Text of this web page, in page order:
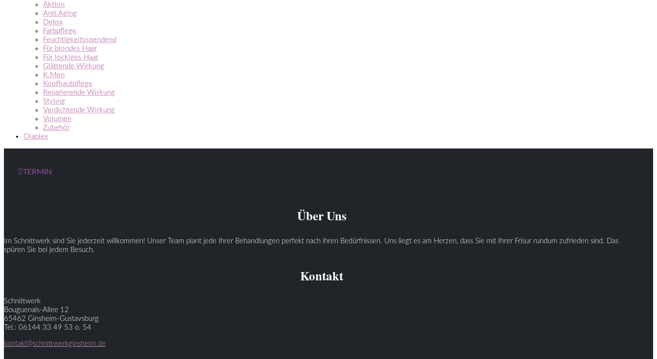
Aktion
Anti.Aging
Detox
Farbpflege
Feuchtigkeitsspendend
Für blondes Haar
Für lockiges Haar
Glättende Wirkung
K.Men
Kopfhautpflege
Reparierende Wirkung
Styling
Verdichtende Wirkung
Volumen
Zubehör
Olaplex
TERMIN
Über Uns
Im Schnittwerk sind Sie jederzeit willkommen! Unser Team plant jede Ihrer Behandlungen perfekt nach ihren Bedürfnissen. Uns liegt es am Herzen, dass Sie mit Ihrer Frisur rundum zufrieden sind. Das
spüren Sie bei jedem Besuch.
Kontakt
Schnittwerk
Bouguenais-Allee 12
65462 Ginsheim-Gustavsburg
Tel.: 06144 33 49 53 o. 54
kontakt@schnittwerkginsheim.de